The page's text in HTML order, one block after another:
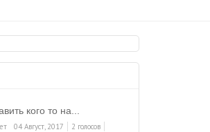
кого то на...
04 Август, 2017 2 голосов